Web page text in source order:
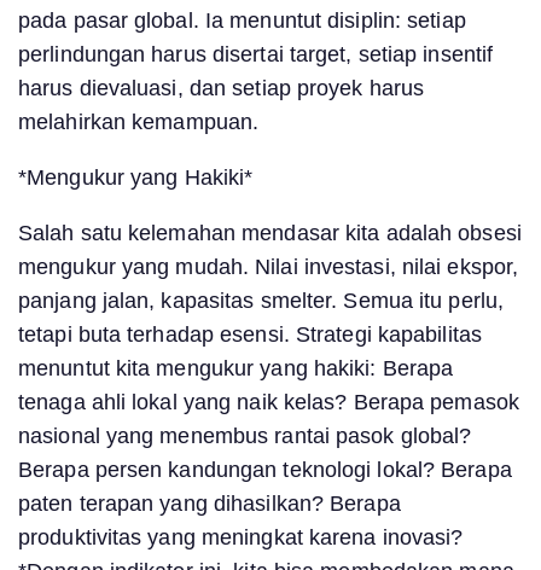
pada pasar global. Ia menuntut disiplin: setiap
perlindungan harus disertai target, setiap insentif
harus dievaluasi, dan setiap proyek harus
melahirkan kemampuan.
*Mengukur yang Hakiki*
Salah satu kelemahan mendasar kita adalah obsesi
mengukur yang mudah. Nilai investasi, nilai ekspor,
panjang jalan, kapasitas smelter. Semua itu perlu,
tetapi buta terhadap esensi. Strategi kapabilitas
menuntut kita mengukur yang hakiki: Berapa
tenaga ahli lokal yang naik kelas? Berapa pemasok
nasional yang menembus rantai pasok global?
Berapa persen kandungan teknologi lokal? Berapa
paten terapan yang dihasilkan? Berapa
produktivitas yang meningkat karena inovasi?